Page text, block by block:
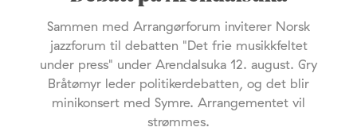
Sammen med Arrangørforum inviterer Norsk
jazzforum til debatten "Det frie musikkfeltet
under press" under Arendalsuka 12. august. Gry
Bråtømyr leder politikerdebatten, og det blir
minikonsert med Symre. Arrangementet vil
strømmes.